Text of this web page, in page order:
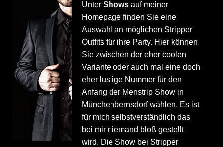
UnterShows auf meiner
Homepage finden Sie eine
Auswahl an möglichen Stripper
Outfits für ihre Party. Hier können
Sie zwischen der eher coolen
Variante oder auch mal eine doch
eher lustige Nummer für den
Anfang der Menstrip Show in
Münchenbernsdorf wählen. Es ist
für mich selbstverständlich das
bei mir niemand bloß gestellt
wird. Die Show bei Stripper